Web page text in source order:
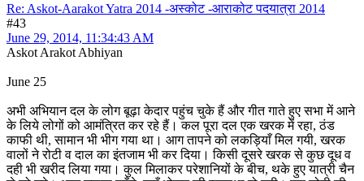
Re: Askot-Aarakot Yatra 2014 -अस्कोट -आराकोट पदयात्रा 2014
#43
June 29, 2014, 11:34:43 AM
Askot Arakot Abhiyan
June 25
अभी अभियान दल के लोग बूढ़ा केदार पहुंच चुके हैं और गीत गाते हुए सभा में आने
के लिये लोगों को आमंत्रित कर रहे हैं। कल पूरा दल एक खरक में रहा, ठंड
काफी थी, सामान भी भीग गया था। आग तापने को लकड़ियाँ मिल गयी, खरक
वालों ने रोटी व दाल का इंतजाम भी कर दिया। किसी दूसरे खरक से कुछ दूध व
दही भी खरीद लिया गया। कुल मिलाकर परेशानियों के बीच, थके हुए यात्री चैन